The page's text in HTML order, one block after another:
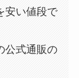
安い値段で
公式通販の